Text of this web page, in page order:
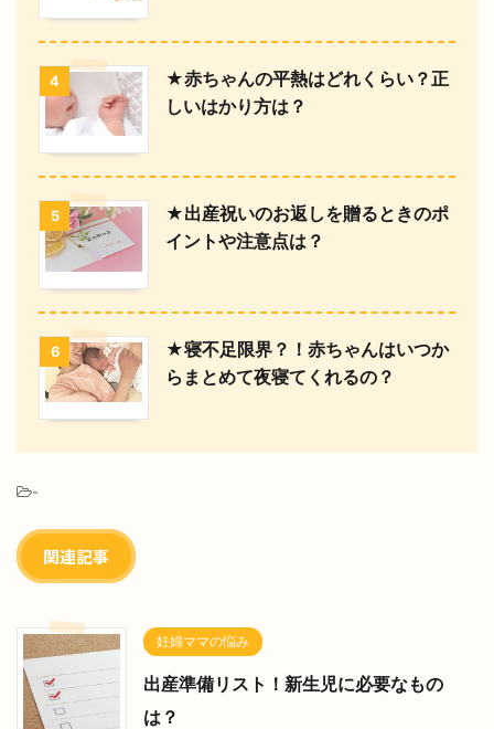
4
★赤ちゃんの平熱はどれくらい？正
しいはかり方は？
5
★出産祝いのお返しを贈るときのポ
イントや注意点は？
6
★寝不足限界？！赤ちゃんはいつか
らまとめて夜寝てくれるの？
-
関連記事
妊婦ママの悩み
出産準備リスト！新生児に必要なもの
は？